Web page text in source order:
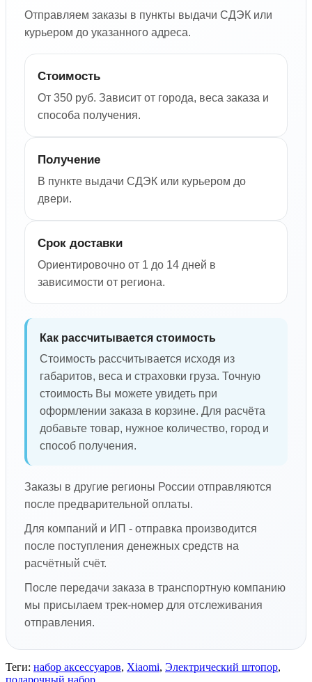
Отправляем заказы в пункты выдачи СДЭК или
курьером до указанного адреса.
Стоимость
От 350 руб. Зависит от города, веса заказа и
способа получения.
Получение
В пункте выдачи СДЭК или курьером до
двери.
Срок доставки
Ориентировочно от 1 до 14 дней в
зависимости от региона.
Как рассчитывается стоимость
Стоимость рассчитывается исходя из
габаритов, веса и страховки груза. Точную
стоимость Вы можете увидеть при
оформлении заказа в корзине. Для расчёта
добавьте товар, нужное количество, город и
способ получения.
Заказы в другие регионы России отправляются
после предварительной оплаты.
Для компаний и ИП - отправка производится
после поступления денежных средств на
расчётный счёт.
После передачи заказа в транспортную компанию
мы присылаем трек-номер для отслеживания
отправления.
Теги: набор аксессуаров, Xiaomi, Электрический штопор,
подарочный набор